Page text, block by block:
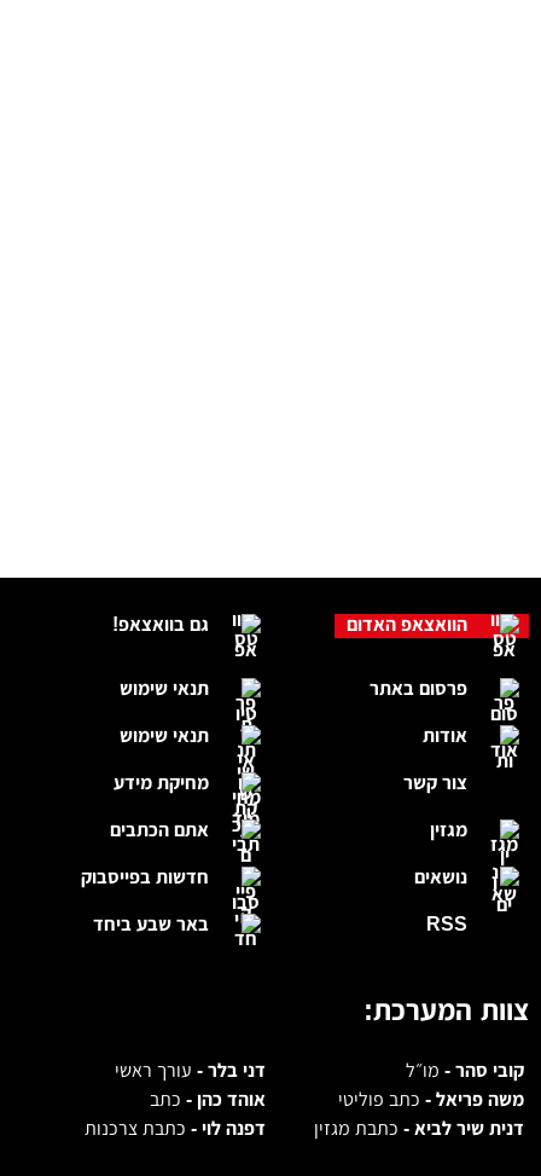
גם בוואצאפ!
תנאי שימוש
תנאי שימוש
מחיקת מידע
אתם הכתבים
חדשות בפייסבוק
באר שבע ביחד
הוואצאפ האדום
פרסום באתר
אודות
צור קשר
מגזין
נושאים
RSS
צוות המערכת:
קובי סהר - מו״ל דני בלר -עורך ראשי
משה פריאל - כתב פוליטי אוהד כהן -כתב
דנית שיר לביא - כתבת מגזין דפנה לוי -כתבת צרכנות